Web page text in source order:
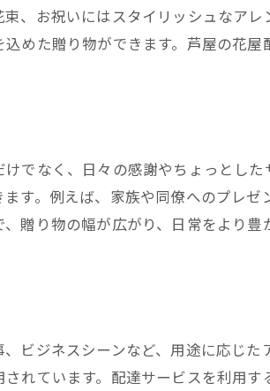
、お祝いにはスタイリッシュなアレ
めた贈り物ができます。芦屋の花屋
でなく、日々の感謝やちょっとし
す。例えば、家族や同僚へのプレゼ
贈り物の幅が広がり、日常をより豊
ビジネスシーンなど、用途に応じた
れています。配達サービスを利用す